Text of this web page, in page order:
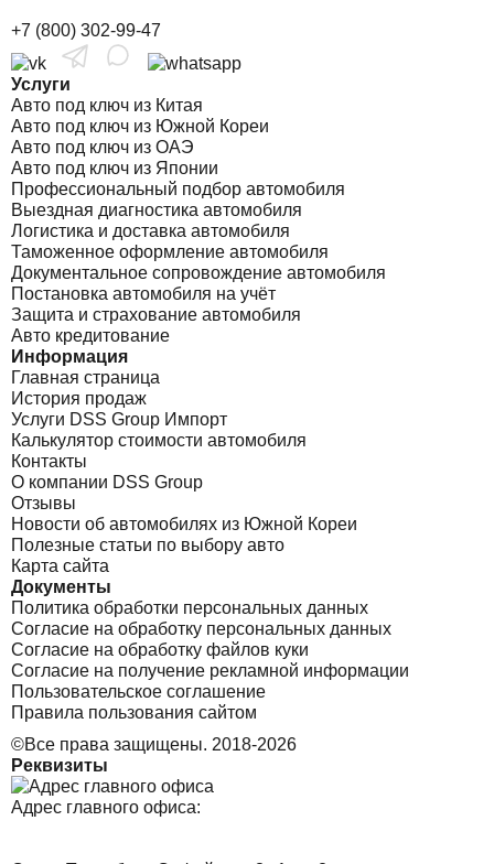
+7 (800) 302-99-47
Услуги
Авто под ключ из Китая
Авто под ключ из Южной Кореи
Авто под ключ из ОАЭ
Авто под ключ из Японии
Профессиональный подбор автомобиля
Выездная диагностика автомобиля
Логистика и доставка автомобиля
Таможенное оформление автомобиля
Документальное сопровождение автомобиля
Постановка автомобиля на учёт
Защита и страхование автомобиля
Авто кредитование
Информация
Главная страница
История продаж
Услуги DSS Group Импорт
Калькулятор стоимости автомобиля
Контакты
О компании DSS Group
Отзывы
Новости об автомобилях из Южной Кореи
Полезные статьи по выбору авто
Карта сайта
Документы
Политика обработки персональных данных
Согласие на обработку персональных данных
Согласие на обработку файлов куки
Согласие на получение рекламной информации
Пользовательское соглашение
Правила пользования сайтом
©Все права защищены. 2018-2026
Реквизиты
Адрес главного офиса: